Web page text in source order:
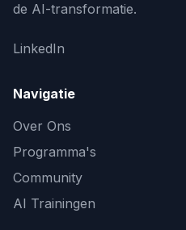
de AI-transformatie.
LinkedIn
Navigatie
Over Ons
Programma's
Community
AI Trainingen